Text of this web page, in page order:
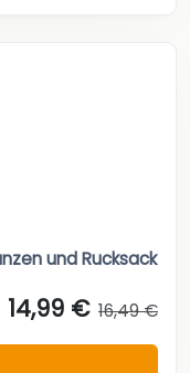
und Rucksack
14,99 € 16,49 €